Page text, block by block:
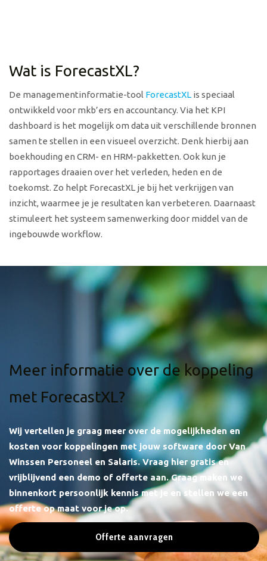
Wat is ForecastXL?
De managementinformatie-tool ForecastXL is speciaal
ontwikkeld voor mkb’ers en accountancy. Via het KPI
dashboard is het mogelijk om data uit verschillende bronnen
samen te stellen in een visueel overzicht. Denk hierbij aan
boekhouding en CRM- en HRM-pakketten. Ook kun je
rapportages draaien over het verleden, heden en de
toekomst. Zo helpt ForecastXL je bij het verkrijgen van
inzicht, waarmee je je resultaten kan verbeteren. Daarnaast
stimuleert het systeem samenwerking door middel van de
ingebouwde workflow.
Meer informatie over de koppeling
met ForecastXL?
Wij vertellen je graag meer over de mogelijkheden en
kosten voor koppelingen met jouw software door Van
Winssen Personeel en Salaris.Vraag hier gratis en
vrijblijvend een demo of offerte aan. Graag maken we
binnenkort persoonlijk kennis met je en stellen we een
offerte op maat voor je op.
Offerte aanvragen